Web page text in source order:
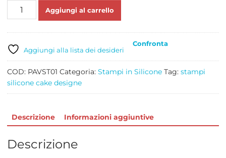
STAMPO
quantità
Aggiungi al carrello
Aggiungi alla lista dei desideri
Confronta
COD: PAVST01 Categoria: Stampi in Silicone Tag: stampi
silicone cake designe
Descrizione Informazioni aggiuntive
Descrizione